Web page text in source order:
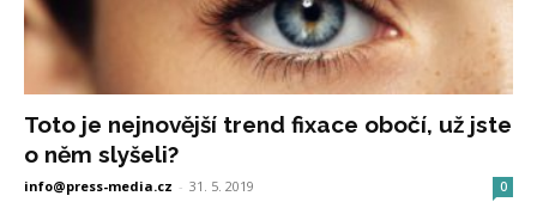
Toto je nejnovější trend fixace obočí, už jste
o něm slyšeli?
info@press-media.cz - 31. 5. 2019 0